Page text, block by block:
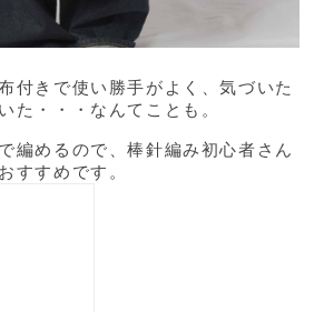
付きで使い勝手がよく、気づいた
た・・・なんてことも。
編めるので、棒針編み初心者さん
すすめです。